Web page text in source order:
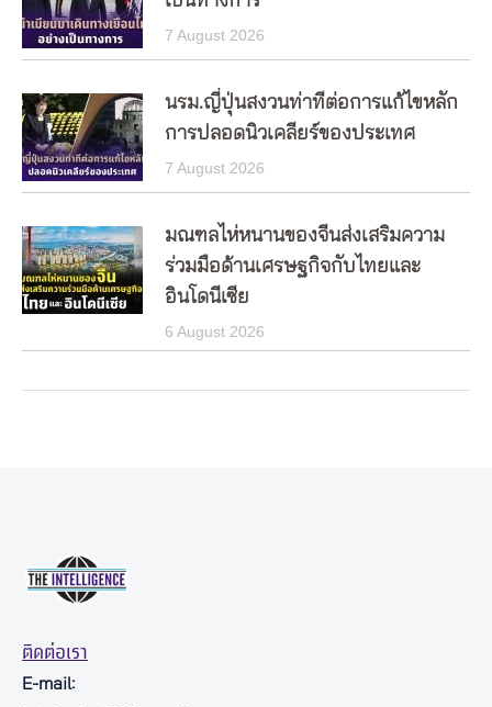
7 August 2026
นรม.ญี่ปุ่นสงวนท่าทีต่อการแก้ไขหลัก
การปลอดนิวเคลียร์ของประเทศ
7 August 2026
มณฑลไห่หนานของจีนส่งเสริมความ
ร่วมมือด้านเศรษฐกิจกับไทยและ
อินโดนีเซีย
6 August 2026
ติดต่อเรา
E-mail: